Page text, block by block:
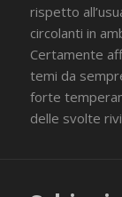
rispetto
circolanti in
Certamente
temi da
forte
delle svolte